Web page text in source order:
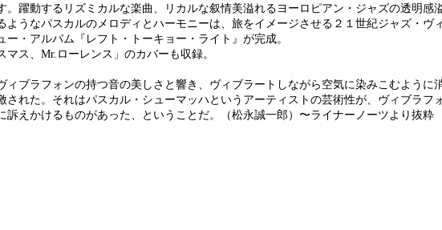
。躍動するリズミカルな楽曲、リカルな叙情美溢れるヨーロピアン・ジャズの透明感
ようなパスカルのメロディとハーモニーは、旅をイメージさせる２１世紀ジャズ・ヴ
ー・アルバム『レフト・トーキョー・ライト』が完成。
マス、Mr.ローレンス」のカバーも収録。
ィブラフォンの持つ音の美しさと響き、ヴィブラートしながら空気に染みこむように
された。それはパスカル・シューマッハというアーティストの芸術性が、ヴィブラフ
訴えかけるものがあった、ということだ。（松永誠一郎）〜ライナーノーツより抜粋